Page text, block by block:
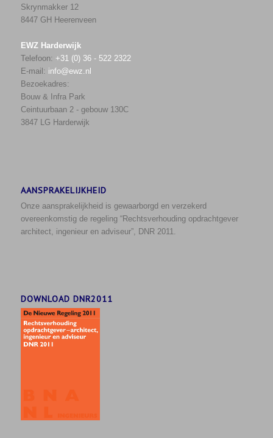
Skrynmakker 12
8447 GH Heerenveen
EWZ Harderwijk
Telefoon: +31 (0) 36 - 522 2322
E-mail: info@ewz.nl
Bezoekadres:
Bouw & Infra Park
Ceintuurbaan 2 - gebouw 130C
3847 LG Harderwijk
AANSPRAKELIJKHEID
Onze aansprakelijkheid is gewaarborgd en verzekerd
overeenkomstig de regeling “Rechtsverhouding opdrachtgever
architect, ingenieur en adviseur”, DNR 2011.
DOWNLOAD DNR2011